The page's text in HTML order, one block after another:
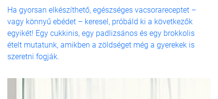
Ha gyorsan elkészíthető, egészséges vacsorareceptet –
vagy könnyű ebédet – keresel, próbáld ki a következők
egyikét! Egy cukkinis, egy padlizsános és egy brokkolis
ételt mutatunk, amikben a zöldséget még a gyerekek is
szeretni fogják.